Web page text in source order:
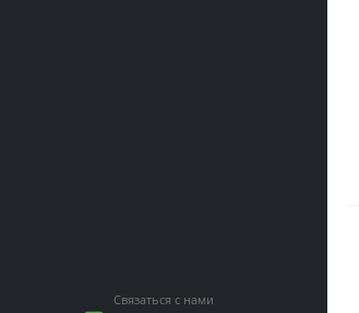
Связаться с нами